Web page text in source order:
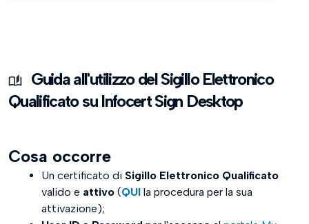
Aggiungere il Sigillo Elettronico su Infocert Sign Desktop
Guida all'utilizzo del Sigillo Elettronico
Qualificato su Infocert Sign Desktop
Cosa occorre
Un certificato di Sigillo Elettronico Qualificato
valido e attivo (QUI la procedura per la sua
attivazione);